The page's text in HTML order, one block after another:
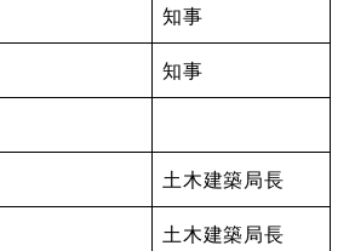
知事
知事
土木建築局長
土木建築局長